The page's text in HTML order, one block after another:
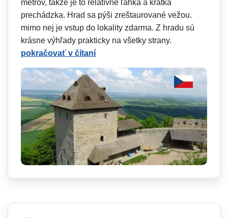
metrov, takže je to relatívne ľahká a krátka
prechádzka. Hrad sa pýši zreštaurované vežou.
mimo nej je vstup do lokality zdarma. Z hradu sú
krásne výhľady prakticky na všetky strany.
pokračovať v čítaní